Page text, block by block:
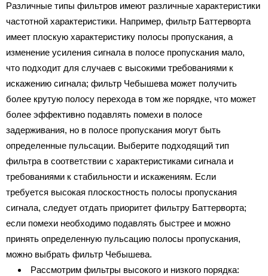
Различные типы фильтров имеют различные характеристики
частотной характеристики. Например, фильтр Баттерворта
имеет плоскую характеристику полосы пропускания, а
изменение усиления сигнала в полосе пропускания мало,
что подходит для случаев с высокими требованиями к
искажению сигнала; фильтр Чебышева может получить
более крутую полосу перехода в том же порядке, что может
более эффективно подавлять помехи в полосе
задерживания, но в полосе пропускания могут быть
определенные пульсации. Выберите подходящий тип
фильтра в соответствии с характеристиками сигнала и
требованиями к стабильности и искажениям. Если
требуется высокая плоскостность полосы пропускания
сигнала, следует отдать приоритет фильтру Баттерворта;
если помехи необходимо подавлять быстрее и можно
принять определенную пульсацию полосы пропускания,
можно выбрать фильтр Чебышева.
Рассмотрим фильтры высокого и низкого порядка: